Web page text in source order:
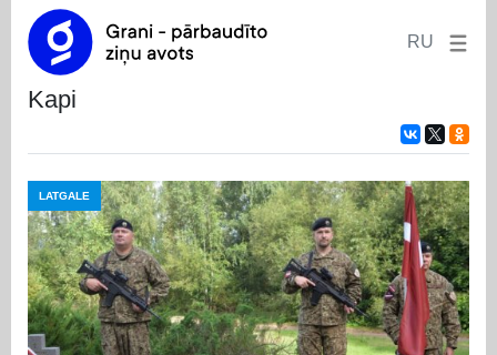
RU
kapi
LATGALE